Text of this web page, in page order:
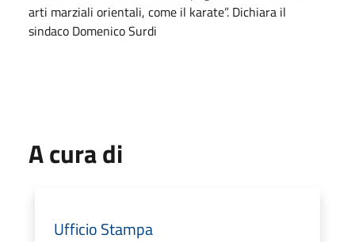
arti marziali orientali, come il karate”. Dichiara il
sindaco Domenico Surdi
A cura di
Ufficio Stampa